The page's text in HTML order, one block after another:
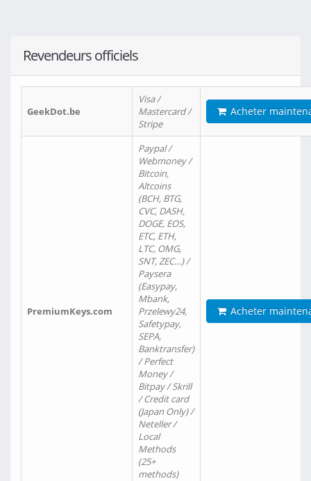
Revendeurs officiels
GeekDot.be
Visa /
Mastercard /
Stripe
Acheter
PremiumKeys.com
Paypal /
Webmoney /
Bitcoin,
Altcoins
(BCH, BTG,
CVC, DASH,
DOGE, EOS,
ETC, ETH,
LTC, OMG,
SNT, ZEC…) /
Paysera
(Easypay,
Mbank,
Przelewy24,
Safetypay,
SEPA,
Banktransfer)
/ Perfect
Money /
Bitpay / Skrill
/ Credit card
(Japan Only) /
Neteller /
Local
Methods
(25+
methods)
Acheter